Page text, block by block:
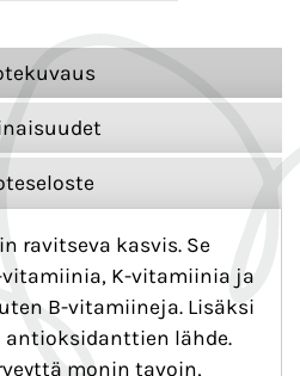
ravitseva kasvis. Se
K-vitamiinia ja
B-vitamiineja. Lisäksi
antioksidanttien lähde.
monin tavoin,